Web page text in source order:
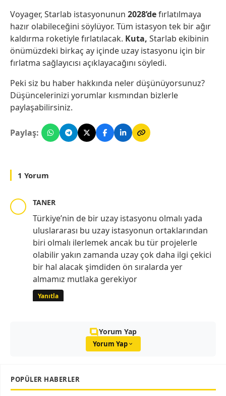
Voyager, Starlab istasyonunun 2028’defırlatılmaya
hazır olabileceğini söylüyor. Tüm istasyon tek bir ağır
kaldırma roketiyle fırlatılacak. Kuta, Starlab ekibinin
önümüzdeki birkaç ay içinde uzay istasyonu için bir
fırlatma sağlayıcısı açıklayacağını söyledi.
Peki siz bu haber hakkında neler düşünüyorsunuz?
Düşüncelerinizi yorumlar kısmından bizlerle
paylaşabilirsiniz.
Paylaş:
1 Yorum
TANER
Türkiye’nin de bir uzay istasyonu olmalı yada
uluslararası bu uzay istasyonun ortaklarından
biri olmalı ilerlemek ancak bu tür projelerle
olabilir yakın zamanda uzay çok daha ilgi çekici
bir hal alacak şimdiden ön sıralarda yer
almamız mutlaka gerekiyor
Yanıtla
Yorum Yap
Yorum Yap
POPÜLER HABERLER